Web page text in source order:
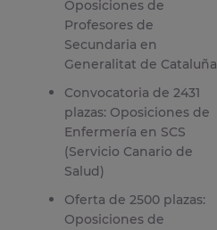
Oposiciones de
Profesores de
Secundaria en
Generalitat de Cataluña
Convocatoria de 2431
plazas: Oposiciones de
Enfermería en SCS
(Servicio Canario de
Salud)
Oferta de 2500 plazas:
Oposiciones de